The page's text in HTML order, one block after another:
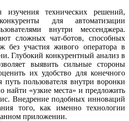
изучения технических решений,
для автоматизации
внутри мессенджера.
сложных чат-ботов, способных
без участия живого оператора в
Глубокий конкурентный анализ в
выявить сильные стороны
их удобство для конечного
путь пользователя внутри воронки
найти «узкие места» и предложить
Внедрение подобных инноваций
того, как именно технологии
приложении.